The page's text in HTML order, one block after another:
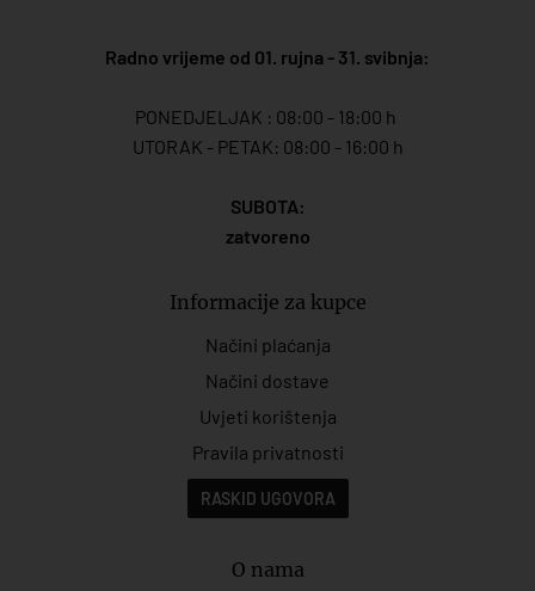
Radno vrijeme od 01. rujna - 31. svibnja:
PONEDJELJAK : 08:00 - 18:00 h
UTORAK - PETAK: 08:00 - 16:00 h
SUBOTA:
zatvoreno
Informacije za kupce
Načini plaćanja
Načini dostave
Uvjeti korištenja
Pravila privatnosti
RASKID UGOVORA
O nama